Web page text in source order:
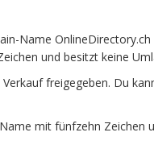
Name
und besitzt keine
freigegeben. Du
mit fünfzehn Zeichen